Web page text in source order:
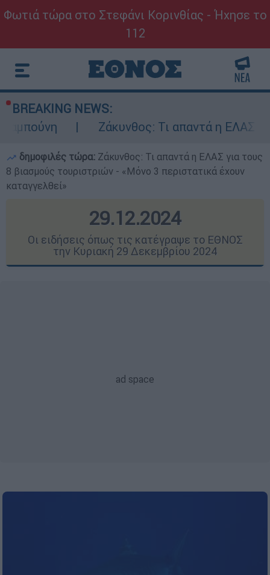
Φωτιά τώρα στο Στεφάνι Κορινθίας - Ήχησε το
112
BREAKING NEWS:
Ζάκυνθος: Τι απαντά η ΕΛΑΣ για τους 8
δημοφιλές τώρα: Ζάκυνθος: Τι απαντά η ΕΛΑΣ για τους
8 βιασμούς τουριστριών - «Μόνο 3 περιστατικά έχουν
καταγγελθεί»
29.12.2024
Οι ειδήσεις όπως τις κατέγραψε το ΕΘΝΟΣ
την Κυριακή 29 Δεκεμβρίου 2024